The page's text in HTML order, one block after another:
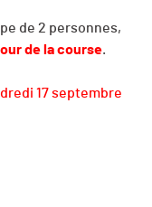
de 2 personnes,
de la course.
17 septembre